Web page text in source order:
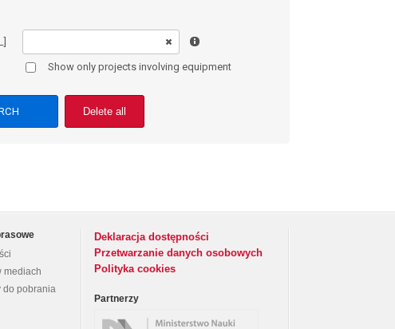
Show only projects involving equipment
Delete all
mediach
do pobrania
Deklaracja dostępności
Przetwarzanie danych osobowych
Polityka cookies
Partnerzy